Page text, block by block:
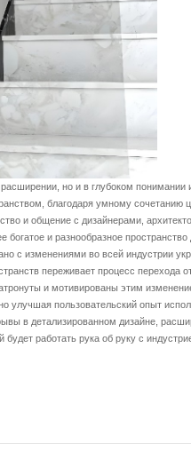
но и в глубоком понимании и
благодаря умному сочетанию
и общение с дизайнерами,
и разнообразное пространство
с изменениями во всей индустрии
переживает процесс перехода
и мотивированы этим
улучшая пользовательский опыт
в детализированном дизайне,
работать рука об руку с